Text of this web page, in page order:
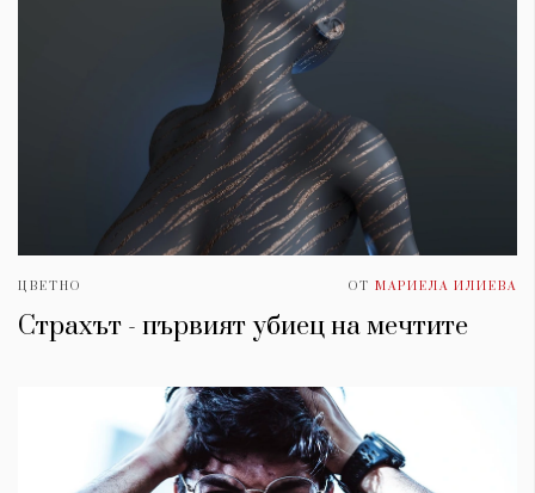
ЦВЕТНО ОТ МАРИЕЛА ИЛИЕВА
Страхът - първият убиец на мечтите